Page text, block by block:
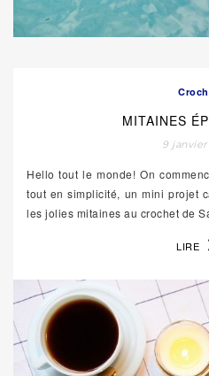
MITAINES
9 janvier
Hello tout le monde! On
tout en simplicité, un mini projet
les jolies mitaines au crochet de
LIRE